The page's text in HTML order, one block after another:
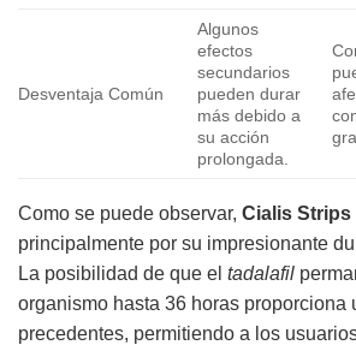
Desventaja Común
Algunos
efectos
secundarios
pueden durar
más debido a
su acción
prolongada.
Como se puede observar, Cialis Strips
principalmente por su impresionante
La posibilidad de que el tadalafil
organismo hasta 36 horas proporciona
precedentes, permitiendo a los